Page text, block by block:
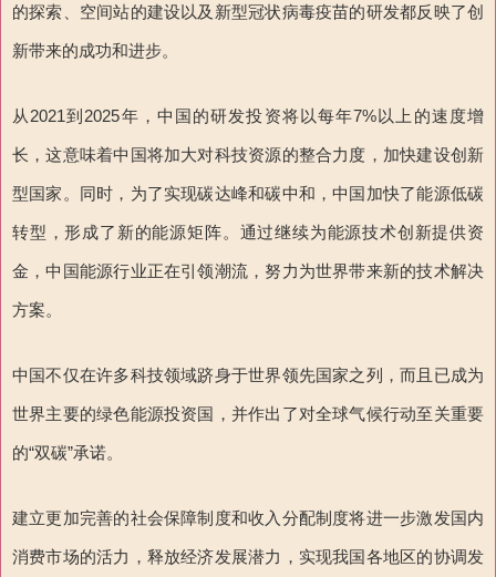
的探索、空间站的建设以及新型冠状病毒疫苗的研发都反映了创
新带来的成功和进步。
从2021到2025年，中国的研发投资将以每年7%以上的速度增
长，这意味着中国将加大对科技资源的整合力度，加快建设创新
型国家。同时，为了实现碳达峰和碳中和，中国加快了能源低碳
转型，形成了新的能源矩阵。通过继续为能源技术创新提供资
金，中国能源行业正在引领潮流，努力为世界带来新的技术解决
方案。
中国不仅在许多科技领域跻身于世界领先国家之列，而且已成为
世界主要的绿色能源投资国，并作出了对全球气候行动至关重要
的“双碳”承诺。
建立更加完善的社会保障制度和收入分配制度将进一步激发国内
消费市场的活力，释放经济发展潜力，实现我国各地区的协调发